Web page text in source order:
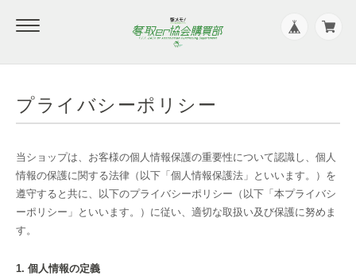
プライバシーポリシー
当ショップは、お客様の個人情報保護の重要性について認識し、個人
情報の保護に関する法律（以下「個人情報保護法」といいます。）を
遵守すると共に、以下のプライバシーポリシー（以下「本プライバシ
ーポリシー」といいます。）に従い、適切な取扱い及び保護に努めま
す。
1. 個人情報の定義